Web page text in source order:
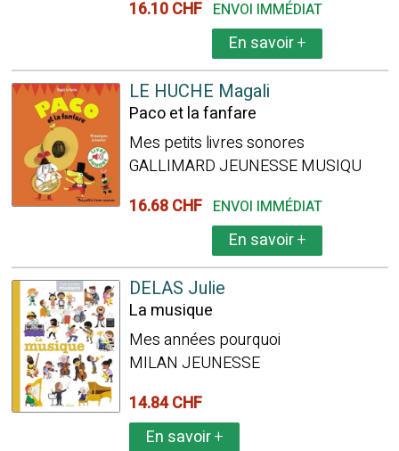
16.10 CHF ENVOI IMMÉDIAT
En savoir+
LE HUCHE Magali
Paco et la fanfare
Mes petits livres sonores
GALLIMARD JEUNESSE MUSIQU
16.68 CHF ENVOI IMMÉDIAT
En savoir+
DELAS Julie
La musique
Mes années pourquoi
MILAN JEUNESSE
14.84 CHF
En savoir+